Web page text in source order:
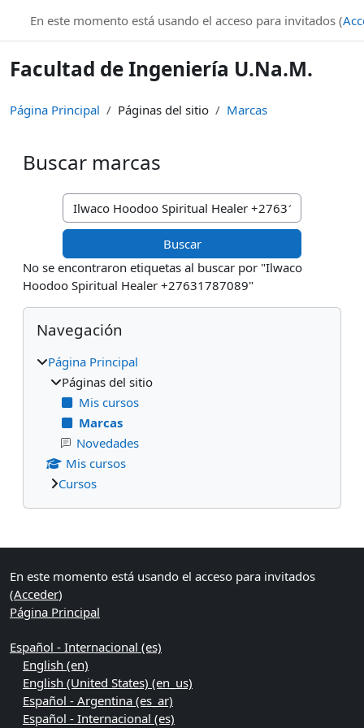
En este momento está usando el acceso para invitados (
Facultad de Ingeniería U.Na.M.
Página Principal Páginas del sitio Marcas
Buscar marcas
Buscar marcas
No se encontraron etiquetas al buscar por "Ilwaco
Hoodoo Spiritual Healer +27631787089"
Bloques
Salta Navegación
Navegación
Página Principal
Páginas del sitio
Mis cursos
Marcas
Novedades
Mis cursos
Cursos
Bloques suplementarios
En este momento está usando el acceso para invitados
(Acceder)
Página Principal
Español - Internacional ‎(es)‎
English ‎(en)‎
English (United States) ‎(en_us)‎
Español - Argentina ‎(es_ar)‎
Español - Internacional ‎(es)‎